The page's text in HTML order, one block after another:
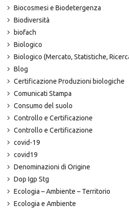
Biocosmesi e Biodetergenza
Biodiversità
biofach
Biologico
Biologico (Mercato, Statistiche,
Blog
Certificazione Produzioni biologiche
Comunicati Stampa
Consumo del suolo
Controllo e Certificazione
Controllo e Certificazione
covid-19
covid19
Denominazioni di Origine
Dop Igp Stg
Ecologia – Ambiente – Territorio
Ecologia e Ambiente